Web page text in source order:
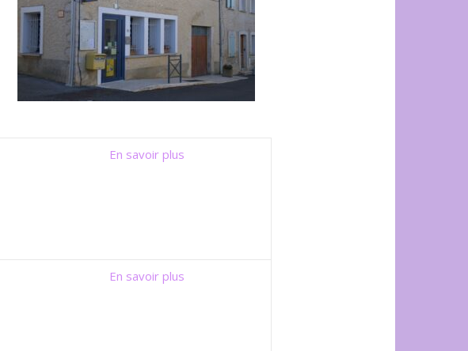
En savoir plus
En savoir plus